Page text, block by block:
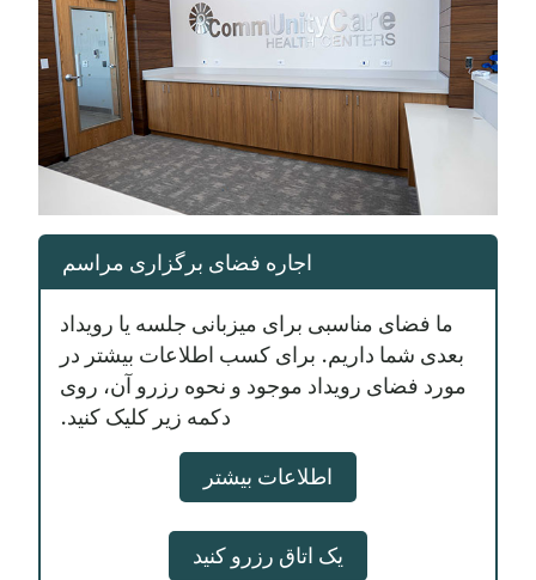
اجاره فضای برگزاری مراسم
ما فضای مناسبی برای میزبانی جلسه یا رویداد
بعدی شما داریم. برای کسب اطلاعات بیشتر در
مورد فضای رویداد موجود و نحوه رزرو آن، روی
دکمه زیر کلیک کنید.
اطلاعات بیشتر
یک اتاق رزرو کنید